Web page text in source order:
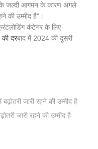
जल्दी आगमन के कारण अगले
की उम्मीद है"।
कंटेनर के लिए
की दरबाद में 2024 की दूसरी
जारी रहने की उम्मीद है
जारी रहने की उम्मीद है